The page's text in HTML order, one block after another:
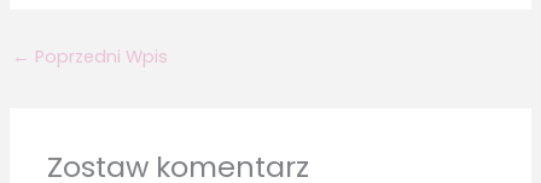
← Poprzedni Wpis
Zostaw komentarz